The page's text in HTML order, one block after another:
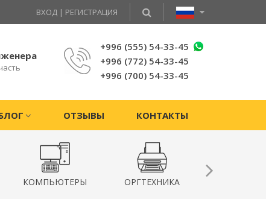
ВХОД | РЕГИСТРАЦИЯ
+996 (555) 54-33-45
+996 (772) 54-33-45
+996 (700) 54-33-45
ОТЗЫВЫ КОНТАКТЫ
КОМПЬЮТЕРЫ ОРГТЕХНИКА